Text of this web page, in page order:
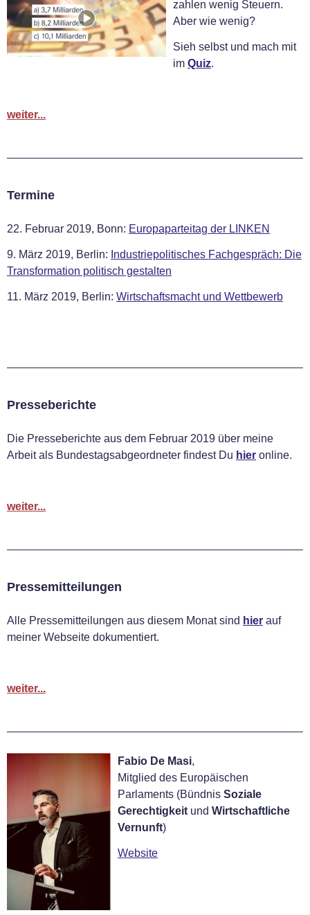
zahlen wenig Steuern.
Aber wie wenig?
Sieh selbst und mach mit
im Quiz.
weiter...
Termine
22. Februar 2019, Bonn: Europaparteitag der LINKEN
9. März 2019, Berlin: Industriepolitisches Fachgespräch: Die
Transformation politisch gestalten
11. März 2019, Berlin: Wirtschaftsmacht und Wettbewerb
Presseberichte
Die Presseberichte aus dem Februar 2019 über meine
Arbeit als Bundestagsabgeordneter findest Du hier online.
weiter...
Pressemitteilungen
Alle Pressemitteilungen aus diesem Monat sind hier auf
meiner Webseite dokumentiert.
weiter...
Fabio De Masi,
Mitglied des Europäischen
Parlaments (Bündnis Soziale
Gerechtigkeit und Wirtschaftliche
Vernunft)
Website